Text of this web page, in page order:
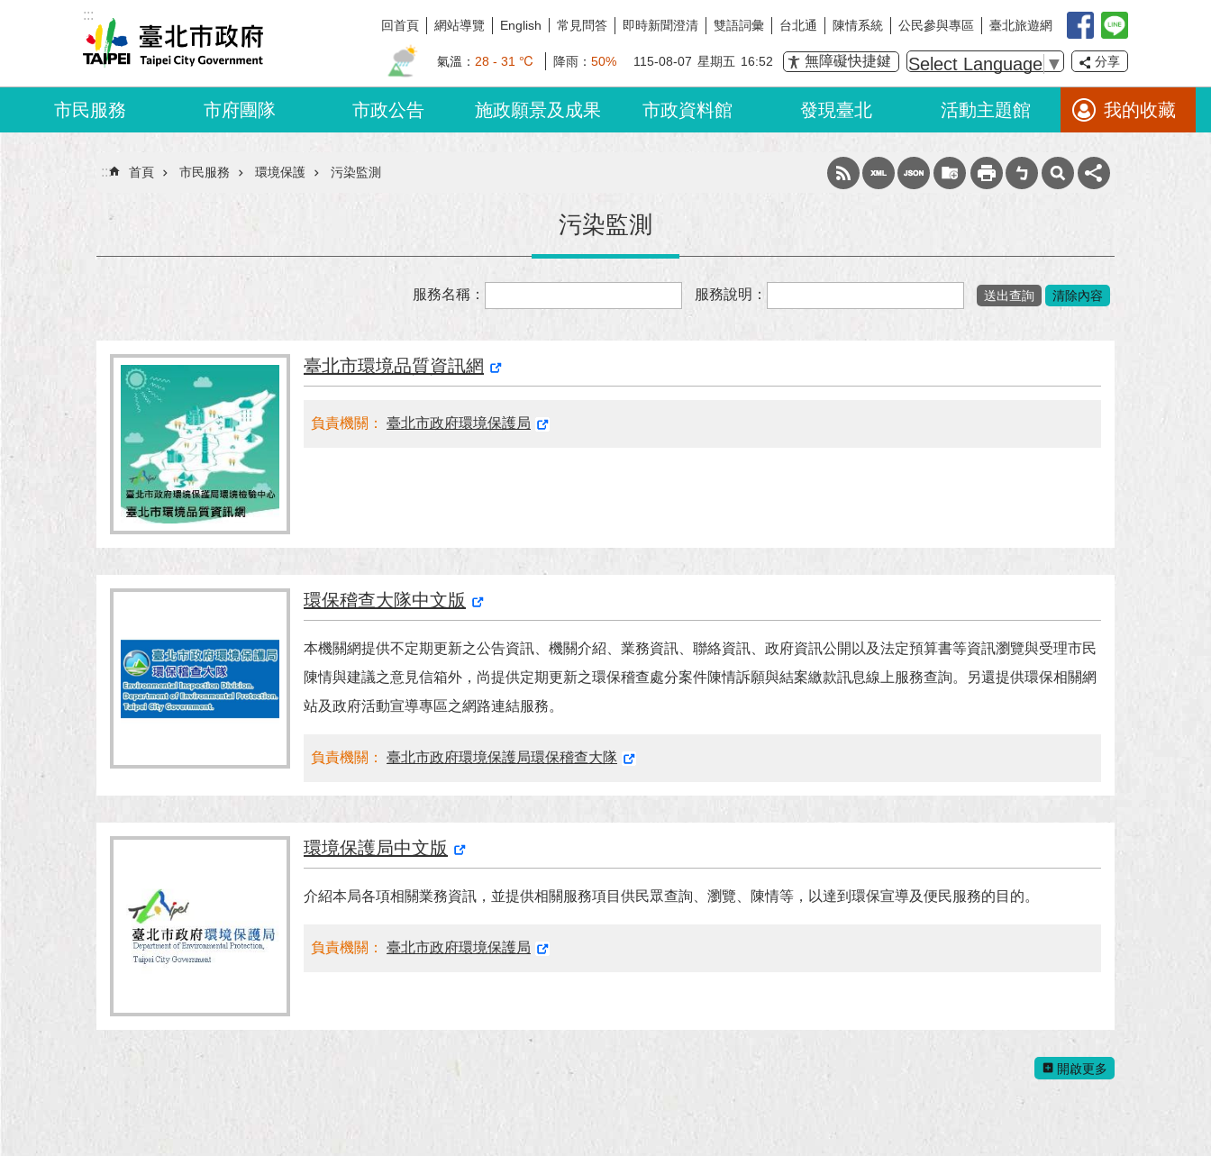
跳到主要內容區塊
:::
回首頁 網站導覽 English 常見問答 即時新聞澄清 雙語詞彙 台北通 陳情系統 公民參與專區 臺北旅遊網
氣溫： 28 - 31 ℃ 降雨： 50% 115-08-07 星期五 16:52 無障礙快捷鍵 Select Language ▼ 分享
市民服務 市府團隊 市政公告 施政願景及成果 市政資料館 發現臺北 活動主題館 我的收藏
::: 首頁 市民服務 環境保護 污染監測
污染監測
服務名稱： 服務說明：
臺北市環境品質資訊網
負責機關： 臺北市政府環境保護局
環保稽查大隊中文版
本機關網提供不定期更新之公告資訊、機關介紹、業務資訊、聯絡資訊、政府資訊公開以及法定預算書等資訊瀏覽與受理市民
陳情與建議之意見信箱外，尚提供定期更新之環保稽查處分案件陳情訴願與結案繳款訊息線上服務查詢。另還提供環保相關網
站及政府活動宣導專區之網路連結服務。
負責機關： 臺北市政府環境保護局環保稽查大隊
環境保護局中文版
介紹本局各項相關業務資訊，並提供相關服務項目供民眾查詢、瀏覽、陳情等，以達到環保宣導及便民服務的目的。
負責機關： 臺北市政府環境保護局
開啟更多